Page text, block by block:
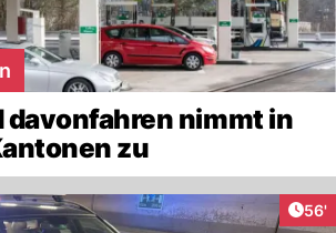
davonfahren nimmt in
zu
56'